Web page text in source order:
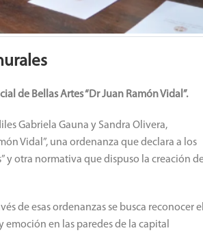
de Bellas Artes “Dr Juan Ramón Vidal”.
Gabriela Gauna y Sandra Olivera,
Vidal”, una ordenanza que declara a los
y otra normativa que dispuso la creación
de esas ordenanzas se busca reconocer el
en las paredes de la capital